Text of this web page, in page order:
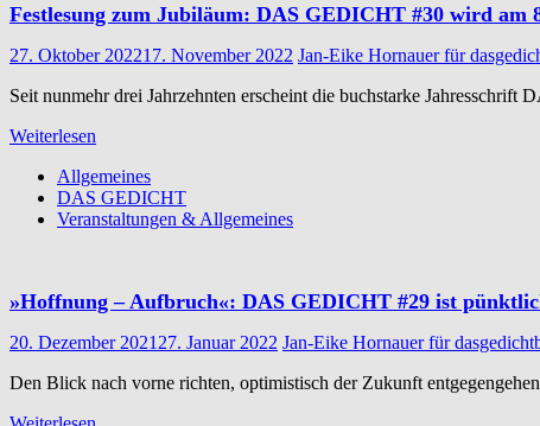
Festlesung zum Jubiläum: DAS GEDICHT #30 wird
27. Oktober 202217. November 2022 Jan-Eike Hornauer für
Seit nunmehr drei Jahrzehnten erscheint die buchstarke
Weiterlesen
Allgemeines
DAS GEDICHT
Veranstaltungen & Allgemeines
»Hoffnung – Aufbruch«: DAS GEDICHT #29 ist
20. Dezember 2021 27. Januar 2022 Jan-Eike Hornauer für
Den Blick nach vorne richten, optimistisch der Zukunft